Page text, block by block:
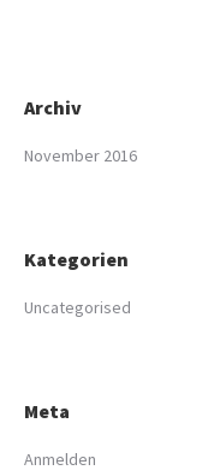
Archiv
November 2016
Kategorien
Uncategorised
Meta
Anmelden